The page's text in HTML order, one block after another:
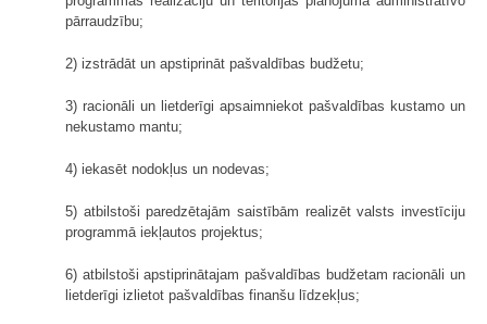
pārraudzību;
2) izstrādāt un apstiprināt pašvaldības budžetu;
3) racionāli un lietderīgi apsaimniekot pašvaldības kustamo un
nekustamo mantu;
4) iekasēt nodokļus un nodevas;
5) atbilstoši paredzētajām saistībām realizēt valsts investīciju
programmā iekļautos projektus;
6) atbilstoši apstiprinātajam pašvaldības budžetam racionāli un
lietderīgi izlietot pašvaldības finanšu līdzekļus;